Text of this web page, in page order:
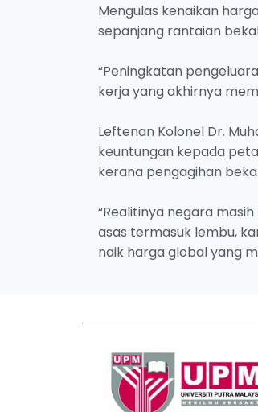
Mengulas kenaikan
sepanjang rantaian
“Peningkatan
kerja yang akhirnya
Leftenan Kolonel Dr.
keuntungan kepada
kerana pengagihan
“Realitinya negara
asas termasuk lembu,
naik harga global yang